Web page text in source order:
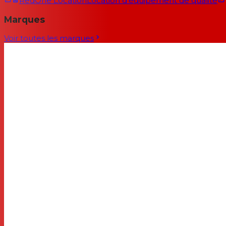
Marques
Voir toutes les marques